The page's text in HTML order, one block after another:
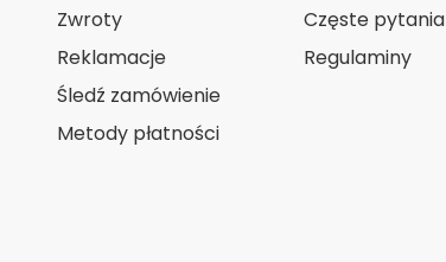
Zwroty
Reklamacje
Śledź zamówienie
Metody płatności
Częste pytania
Regulaminy